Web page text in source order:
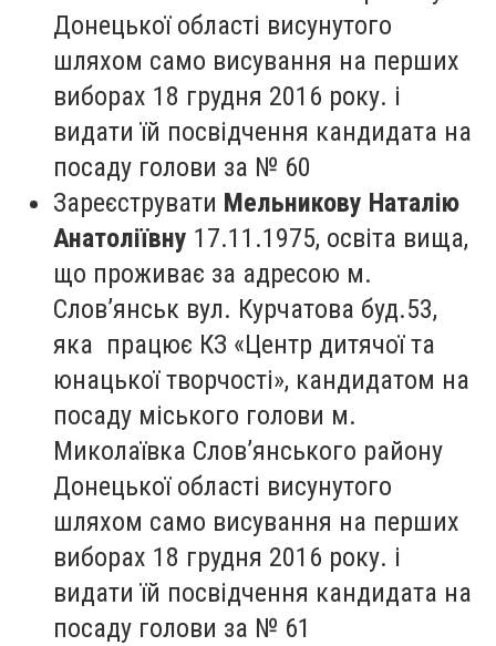
Донецької області висунутого
шляхом само висування на перших
виборах 18 грудня 2016 року. і
видати їй посвідчення кандидата на
посаду голови за № 60
Зареєструвати Мельникову Наталію
Анатоліївну 17.11.1975, освіта вища,
що проживає за адресою м.
Слов’янськ вул. Курчатова буд.53,
яка працює КЗ «Центр дитячої та
юнацької творчості», кандидатом на
посаду міського голови м.
Миколаївка Слов’янського району
Донецької області висунутого
шляхом само висування на перших
виборах 18 грудня 2016 року. і
видати їй посвідчення кандидата на
посаду голови за № 61